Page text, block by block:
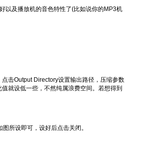
及播放机的音色特性了(比如说你的MP3机
Output Directory设置输出路径，压缩参数
就设低一些，不然纯属浪费空间。若想得到
设即可，设好后点击关闭。